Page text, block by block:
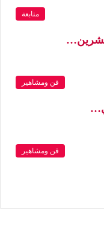
متابعة
فن ومشاهير
فن ومشاهير